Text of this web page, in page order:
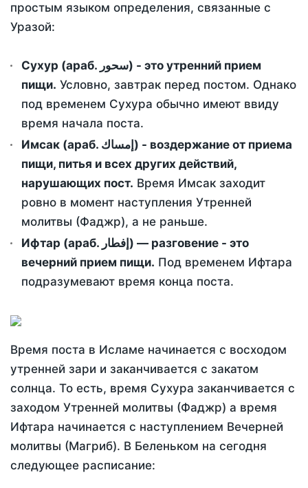
простым языком определения, связанные с
Уразой:
Сухур (араб. سحور) - это утренний прием
пищи. Условно, завтрак перед постом. Однако
под временем Сухура обычно имеют ввиду
время начала поста.
Имсак (араб. إمساك) - воздержание от приема
пищи, питья и всех других действий,
нарушающих пост. Время Имсак заходит
ровно в момент наступления Утренней
молитвы (Фаджр), а не раньше.
Ифтар (араб. إفطار) — разговение - это
вечерний прием пищи. Под временем Ифтара
подразумевают время конца поста.
Время поста в Исламе начинается с восходом
утренней зари и заканчивается с закатом
солнца. То есть, время Сухура заканчивается с
заходом Утренней молитвы (Фаджр) а время
Ифтара начинается с наступлением Вечерней
молитвы (Магриб). В Беленьком на сегодня
следующее расписание: